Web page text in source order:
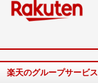
楽天のグループサービス